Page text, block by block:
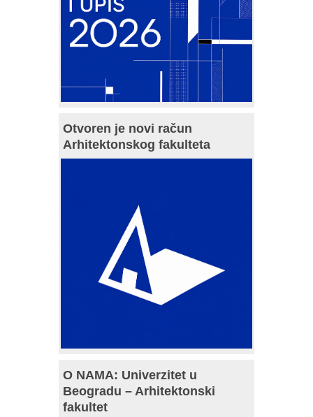
Otvoren je novi račun
Arhitektonskog fakulteta
O NAMA: Univerzitet u
Beogradu – Arhitektonski
fakultet